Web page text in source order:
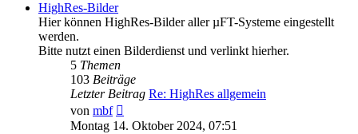
HighRes-Bilder
Hier können HighRes-Bilder aller µFT-Systeme eingestellt
werden.
Bitte nutzt einen Bilderdienst und verlinkt hierher.
5 Themen
103 Beiträge
Letzter Beitrag Re: HighRes allgemein
von mbf
Beitrag
Montag 14. Oktober 2024, 07:51